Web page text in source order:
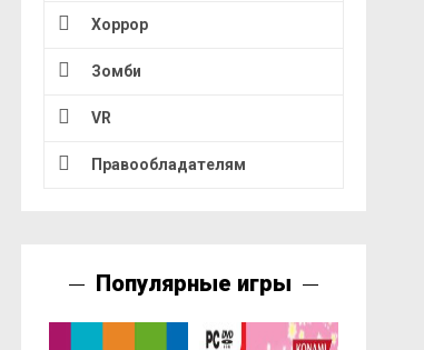
Хоррор
Зомби
VR
Правообладателям
Популярные игры